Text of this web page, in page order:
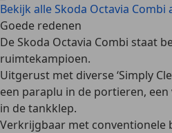
Bekijk alle Skoda Octavia Combi
Goede redenen
De Skoda Octavia Combi staat
ruimtekampioen.
Uitgerust met diverse ‘Simply
een paraplu in de portieren,
in de tankklep.
Verkrijgbaar met conventionele